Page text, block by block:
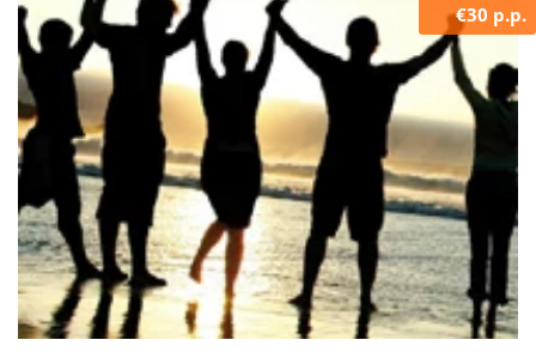
€30 p.p.